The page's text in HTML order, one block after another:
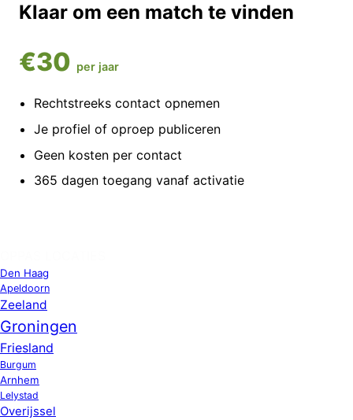
Klaar om een match te vinden
€30 per jaar
Rechtstreeks contact opnemen
Je profiel of oproep publiceren
Geen kosten per contact
365 dagen toegang vanaf activatie
Den Haag
Apeldoorn
Zeeland
Groningen
Friesland
Burgum
Arnhem
Lelystad
Overijssel